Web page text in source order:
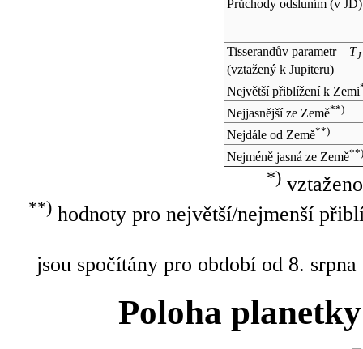
Průchody odsluním (v JD)
Tisserandův parametr – TJ
(vztažený k Jupiteru)
Největší přiblížení k Zemi
Nejjasnější ze Země**)
Nejdále od Země**)
Nejméně jasná ze Země**)
*)
**)hodnoty pro největší/nejmenší
jsou spočítány pro období od 8.
Poloha